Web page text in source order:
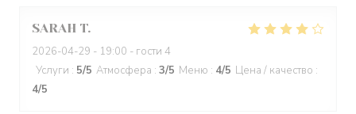
SARAH T
2026-04-29 - 19:00 - гости 4
Услуги : 5/5 Атмосфера : 3/5 Меню : 4/5 Цена / качество :
4/5